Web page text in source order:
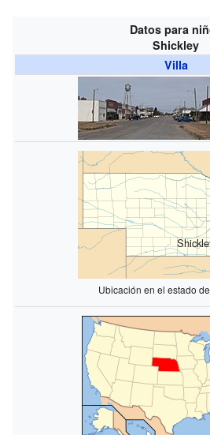
Datos para
Shickley
Villa
Ubicación en el estado de